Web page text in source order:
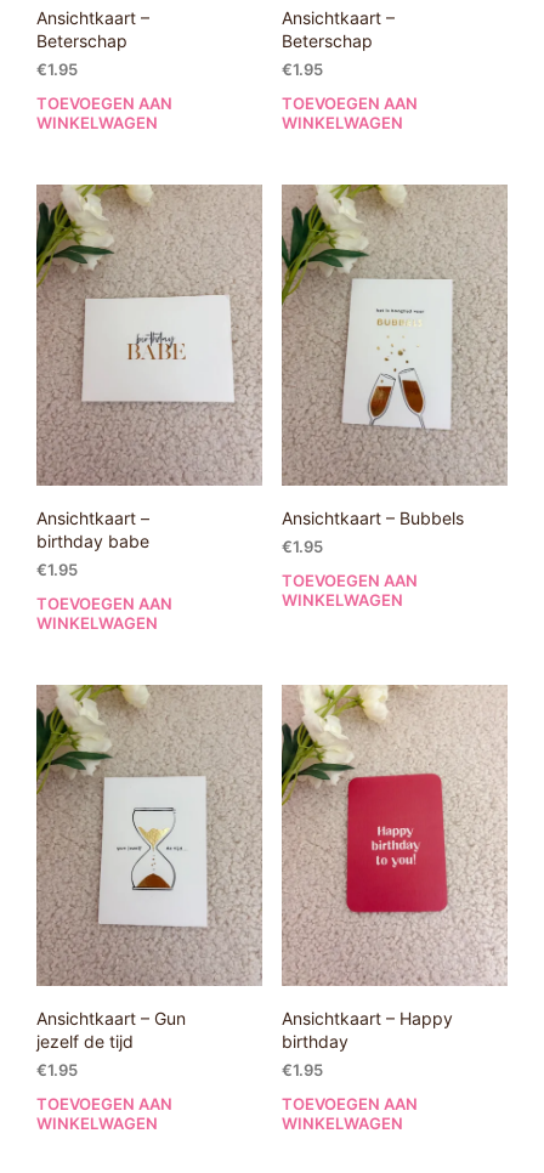
Ansichtkaart –
Beterschap
€1.95
TOEVOEGEN AAN
WINKELWAGEN
Ansichtkaart –
Beterschap
€1.95
TOEVOEGEN AAN
WINKELWAGEN
Ansichtkaart –
birthday babe
€1.95
TOEVOEGEN AAN
WINKELWAGEN
Ansichtkaart – Bubbels
€1.95
TOEVOEGEN AAN
WINKELWAGEN
Ansichtkaart – Gun
jezelf de tijd
€1.95
TOEVOEGEN AAN
WINKELWAGEN
Ansichtkaart – Happy
birthday
€1.95
TOEVOEGEN AAN
WINKELWAGEN